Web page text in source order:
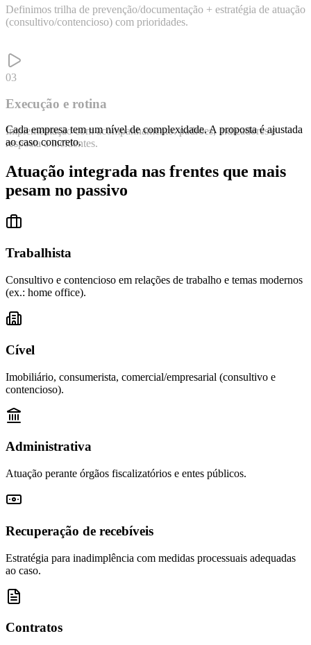
Definimos trilha de prevenção/documentação + estratégia de atuação
(consultivo/contencioso) com prioridades.
03
Execução e rotina
Implementação com acompanhamento: padrões, indicadores e
resposta a incidentes.
Cada empresa tem um nível de complexidade. A proposta é ajustada
ao caso concreto.
Atuação integrada nas frentes que mais
pesam no passivo
Trabalhista
Consultivo e contencioso em relações de trabalho e temas modernos
(ex.: home office).
Cível
Imobiliário, consumerista, comercial/empresarial (consultivo e
contencioso).
Administrativa
Atuação perante órgãos fiscalizatórios e entes públicos.
Recuperação de recebíveis
Estratégia para inadimplência com medidas processuais adequadas
ao caso.
Contratos